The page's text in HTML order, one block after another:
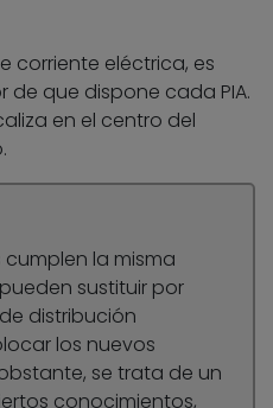
corriente eléctrica, es
de que dispone cada PIA.
en el centro del
cumplen la misma
sustituir por
distribución
los nuevos
se trata de un
conocimientos,